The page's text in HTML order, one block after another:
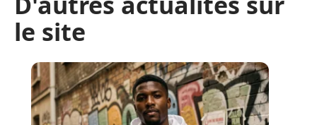
le site